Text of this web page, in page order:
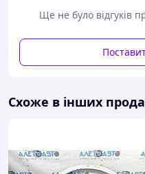
Ще не було відгуків
Схоже в інших